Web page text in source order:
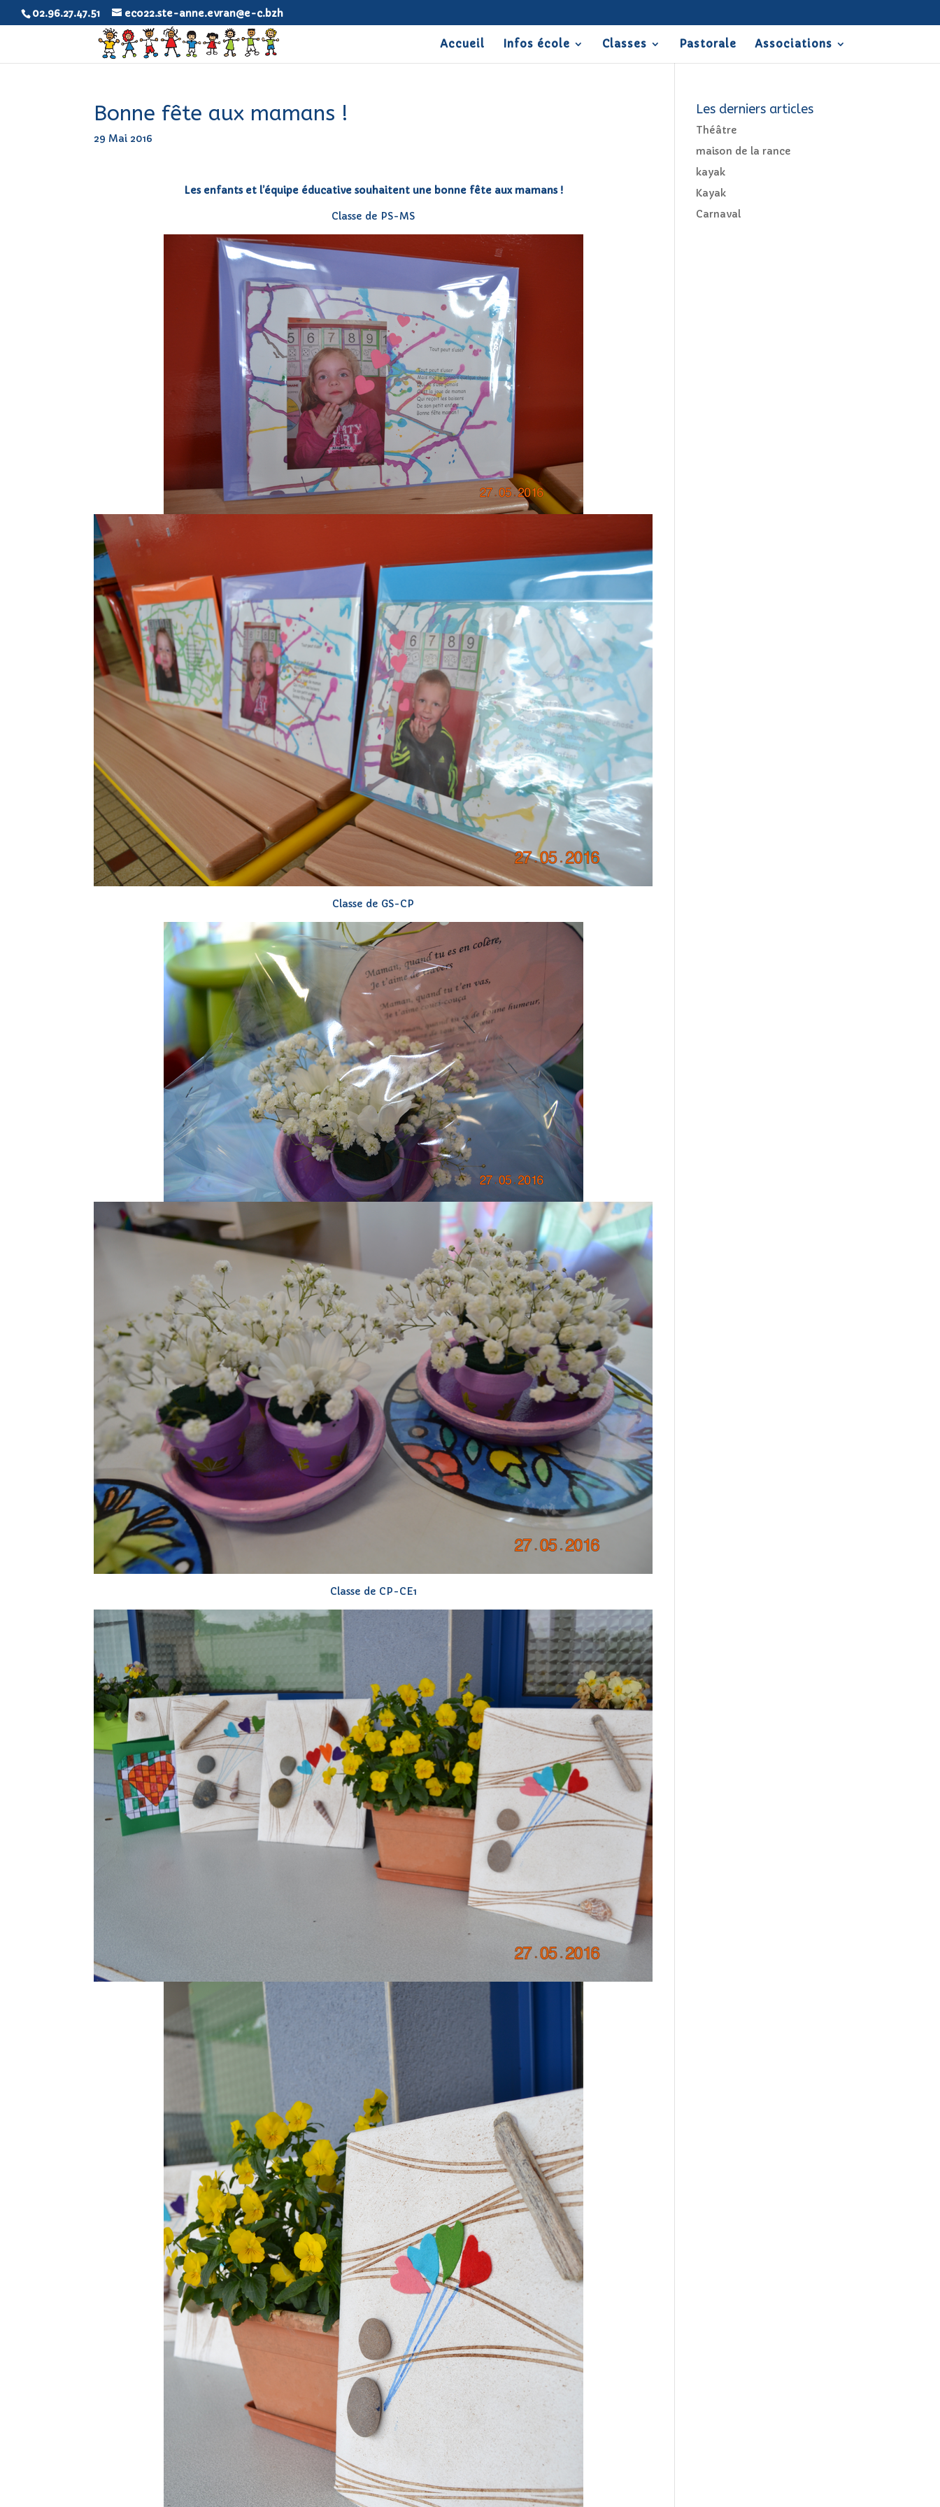
02.96.27.47.51 eco22.ste-anne.evran@e-c.bzh
Accueil Infos école Classes Pastorale Associations
Bonne fête aux mamans !
29 Mai 2016
Les enfants et l’équipe éducative souhaitent une bonne fête aux mamans !
Classe de PS-MS
Classe de GS-CP
Classe de CP-CE1
Les derniers articles
Théâtre
maison de la rance
kayak
Kayak
Carnaval